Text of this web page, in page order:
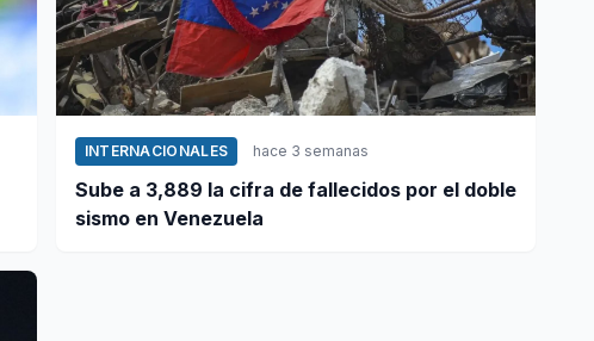
INTERNACIONALES hace 3 semanas
Sube a 3,889 la cifra de fallecidos por el doble
sismo en Venezuela